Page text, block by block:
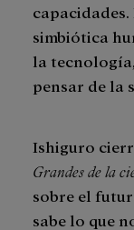
simbiótica
la
pensar de la
Ishiguro
Grandes de la
sobre el
sabe lo que